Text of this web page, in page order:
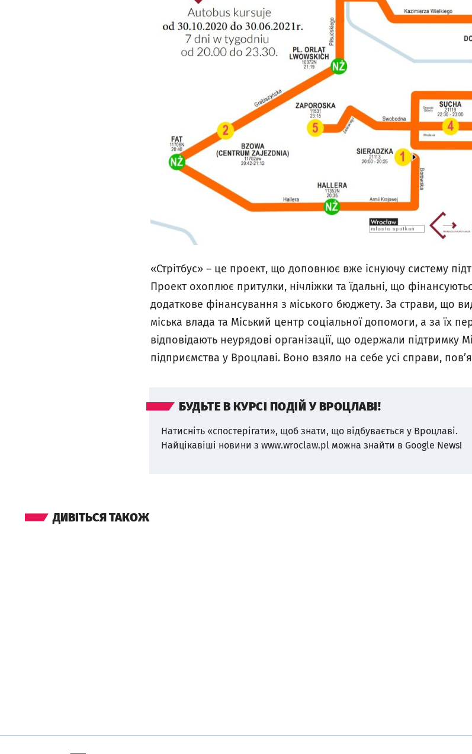
«Стрітбус» – це проект, що доповнює вже існуючу систему
Проект охоплює притулки, нічліжки та їдальні, що
додаткове фінансування з міського бюджету. За страви, що
міська влада та Міський центр соціальної допомоги, а за їх
відповідають неурядові організації, що одержали підтримку
підприємства у Вроцлаві. Воно взяло на себе усі справи,
БУДЬТЕ В КУРСІ ПОДІЙ У ВРОЦЛАВІ!
Натисніть «спостерігати», щоб знати, що відбувається у Вроцлаві.
Найцікавіші новини з www.wroclaw.pl можна знайти в Google News!
ДИВІТЬСЯ ТАКОЖ